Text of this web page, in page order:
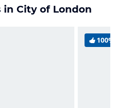
City of London
100%